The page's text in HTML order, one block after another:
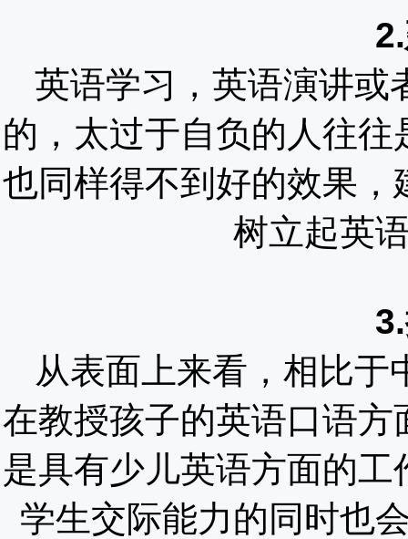
英语学习，英语演讲或
的，太过于自负的人往
也同样得不到好的效果
树立起英
从表面上来看，相比于
在教授孩子的英语口语
是具有少儿英语方面的
学生交际能力的同时也